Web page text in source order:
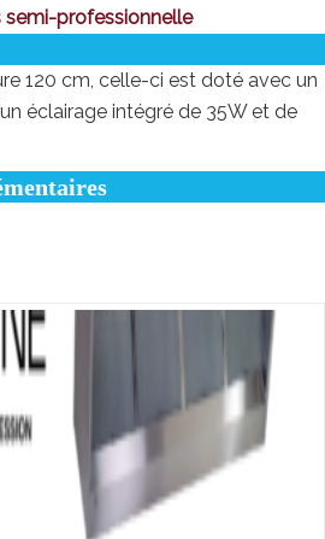
semi-professionnelle
120 cm, celle-ci est doté avec un
éclairage intégré de 35W et de